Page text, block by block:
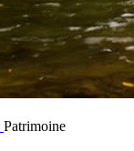
Patrimoine